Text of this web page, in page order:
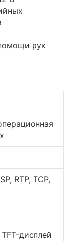
рук
RTP, TCP,
дисплей